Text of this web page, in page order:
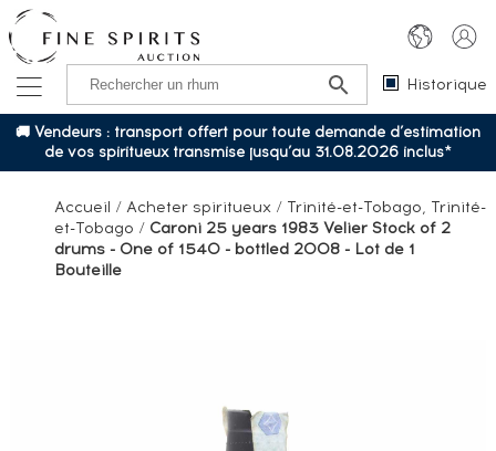
Historique
🚚 Vendeurs : transport offert pour toute demande d’estimation
de vos spiritueux transmise jusqu’au 31.08.2026 inclus*
Accueil / Acheter spiritueux / Trinité-et-Tobago, Trinité-
et-Tobago / Caroni 25 years 1983 Velier Stock of 2
drums - One of 1540 - bottled 2008 - Lot de 1
Bouteille